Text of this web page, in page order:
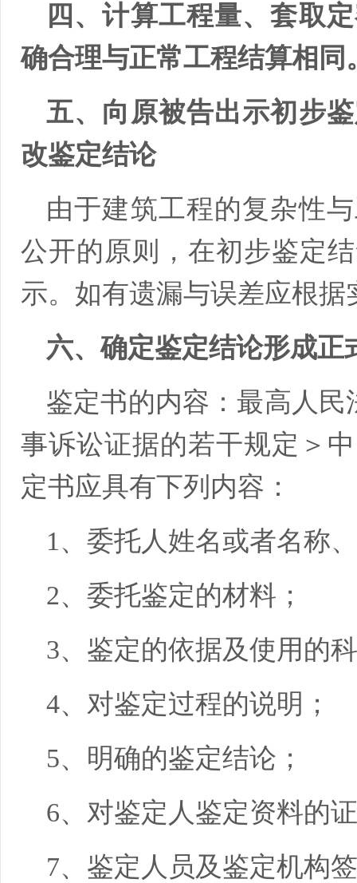
四、计算工程量、套取
确合理与正常工程结算相同
五、向原被告出示初步
改鉴定结论
由于建筑工程的复杂性
公开的原则，在初步鉴定
示。如有遗漏与误差应根
六、确定鉴定结论形成正
鉴定书的内容：最高人民
事诉讼证据的若干规定＞
定书应具有下列内容：
1、委托人姓名或者名称
2、委托鉴定的材料；
3、鉴定的依据及使用的
4、对鉴定过程的说明；
5、明确的鉴定结论；
6、对鉴定人鉴定资料的
7、鉴定人员及鉴定机构